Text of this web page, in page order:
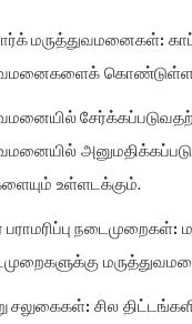
மருத்துவமனைகள்:
உள்ளடக்கும்.
பராமரிப்பு நடைமுறைகள்:
சலுகைகள்: சில